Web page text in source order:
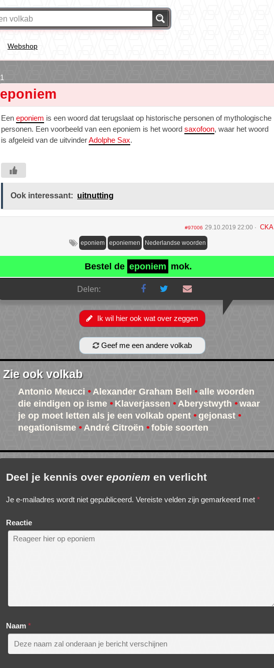
Webshop
eponiem
Een eponiem is een woord dat terugslaat op historische personen of mythologische
personen. Een voorbeeld van een eponiem is het woord saxofoon, waar het woord
is afgeleid van de uitvinderAdolphe Sax.
Ook interessant: uitnutting
#97006 29.10.2019 22:00 CKA
eponiem eponiemen Nederlandse woorden
Bestel de eponiem mok.
Delen:
Ik wil hier ook wat over zeggen
Geef me een andere volkab
Zie ook volkab
Antonio Meucci Alexander Graham Bell
alle woorden
die eindigen op isme
Klaverjassen Aberystwyth
waar
je op moet letten als je een volkab opent
gejonast
negationisme
André Citroën fobie soorten
Deel je kennis over eponiem en verlicht
Je e-mailadres wordt niet gepubliceerd. Vereiste velden zijn gemarkeerd met *
Reactie
Naam *